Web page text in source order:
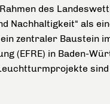
des
Nachhaltigkeit“ als
zentraler Baustein
(EFRE) in Baden-